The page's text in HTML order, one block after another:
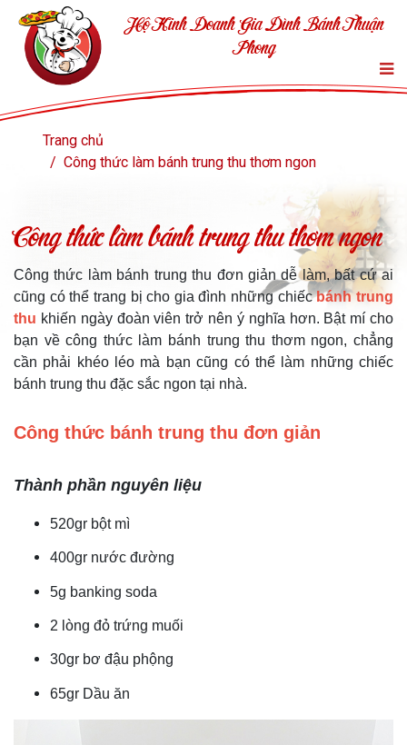
Hộ Kinh Doanh Gia Đình Bánh Thuận
Phong
Trang chủ
Công thức làm bánh trung thu thơm ngon
Công thức làm bánh trung thu thơm ngon
Công thức làm bánh trung thu đơn giản dễ làm, bất cứ ai
cũng có thể trang bị cho gia đình những chiếcbánh trung
thu khiến ngày đoàn viên trở nên ý nghĩa hơn. Bật mí cho
bạn về công thức làm bánh trung thu thơm ngon, chẳng
cần phải khéo léo mà bạn cũng có thể làm những chiếc
bánh trung thu đặc sắc ngon tại nhà.
Công thức bánh trung thu đơn giản
Thành phần nguyên liệu
520gr bột mì
400gr nước đường
5g banking soda
2 lòng đỏ trứng muối
30gr bơ đậu phộng
65gr Dầu ăn